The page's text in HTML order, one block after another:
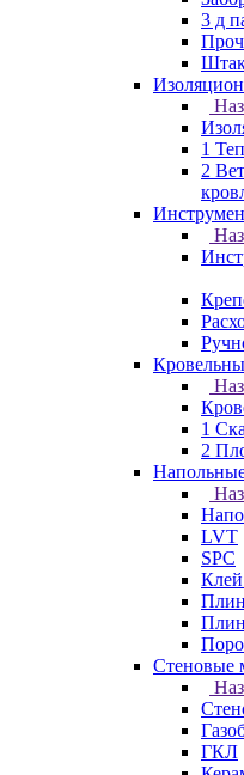
3 д
1
2
1
2
LVT
SPC
Стеновые
ГКЛ